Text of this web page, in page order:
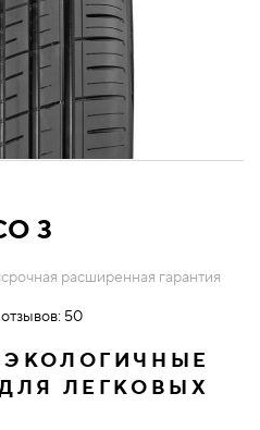
3
расширенная гарантия
50
ЛЕГКОВЫХ